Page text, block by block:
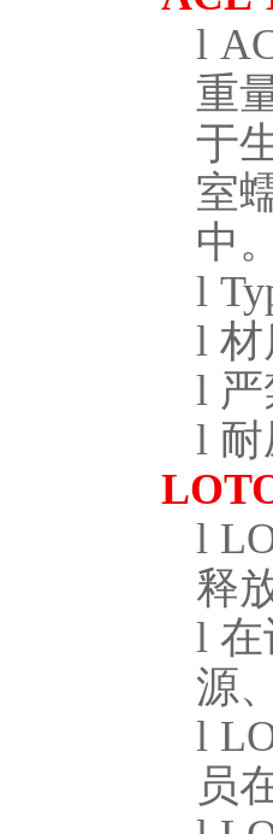
l
重
于
室
中
l
l 材
l
l
l
释
l 在
源
l
员